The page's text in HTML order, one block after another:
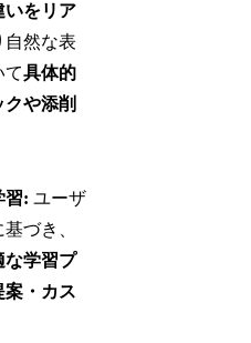
いをリア
自然な表
て具体的
や添削
習: ユーザ
づき、
な学習プ
案・カス